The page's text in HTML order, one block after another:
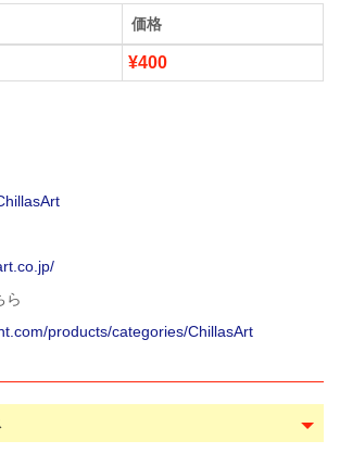
価格
¥400
ら
products/categories/ChillasArt